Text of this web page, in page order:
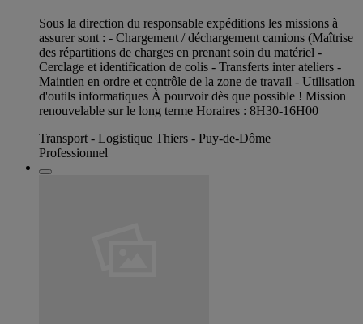
Sous la direction du responsable expéditions les missions à
assurer sont : - Chargement / déchargement camions (Maîtrise
des répartitions de charges en prenant soin du matériel -
Cerclage et identification de colis - Transferts inter ateliers -
Maintien en ordre et contrôle de la zone de travail - Utilisation
d'outils informatiques À pourvoir dès que possible ! Mission
renouvelable sur le long terme Horaires : 8H30-16H00
Transport - Logistique Thiers - Puy-de-Dôme
Professionnel